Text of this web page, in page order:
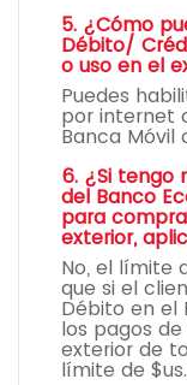
5. ¿Cómo
Débito/
o uso en el
Puedes
por internet
Banca
6. ¿Si tengo
del Banco
para
exterior,
No, el límite
que si el
Débito en el
los pagos
exterior de
límite de